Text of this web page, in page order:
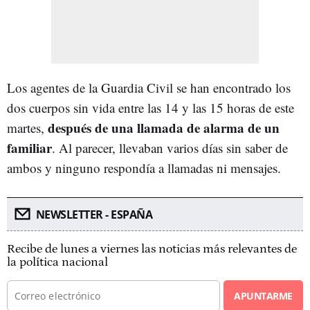
Los agentes de la Guardia Civil se han encontrado los
dos cuerpos sin vida entre las 14 y las 15 horas de este
martes, después de una llamada de alarma de un
familiar. Al parecer, llevaban varios días sin saber de
ambos y ninguno respondía a llamadas ni mensajes.
NEWSLETTER - ESPAÑA
Recibe de lunes a viernes las noticias más relevantes de
la política nacional
APUNTARME